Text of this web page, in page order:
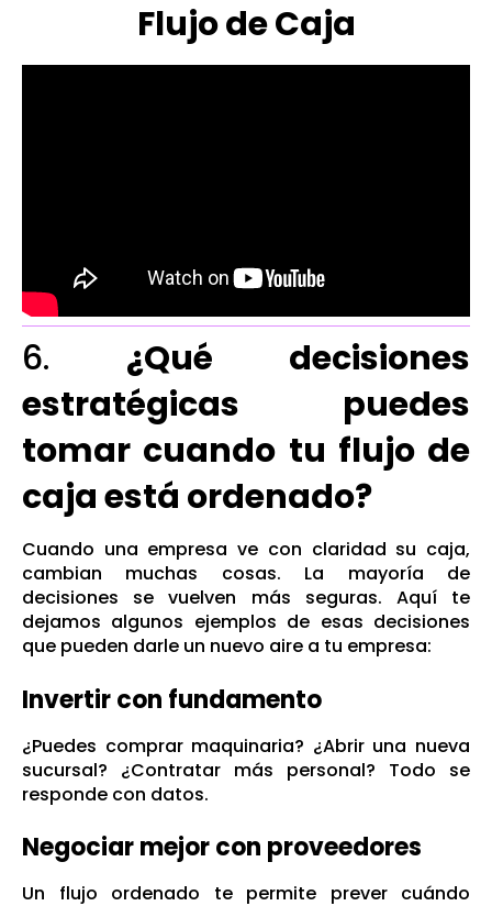
Flujo de Caja
6. ¿Qué decisiones
estratégicas puedes
tomar cuando tu flujo de
caja está ordenado?
Cuando una empresa ve con claridad su caja,
cambian muchas cosas. La mayoría de
decisiones se vuelven más seguras. Aquí te
dejamos algunos ejemplos de esas decisiones
que pueden darle un nuevo aire a tu empresa:
Invertir con fundamento
¿Puedes comprar maquinaria? ¿Abrir una nueva
sucursal? ¿Contratar más personal? Todo se
responde con datos.
Negociar mejor con proveedores
Un flujo ordenado te permite prever cuándo